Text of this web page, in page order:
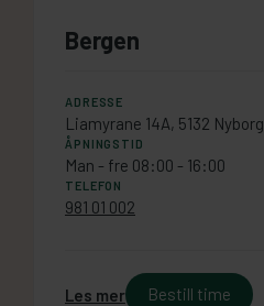
Bergen
ADRESSE
Liamyrane 14A, 5132 Nyborg
ÅPNINGSTID
Man - fre 08:00 - 16:00
TELEFON
981 01 002
Les mer Bestill time